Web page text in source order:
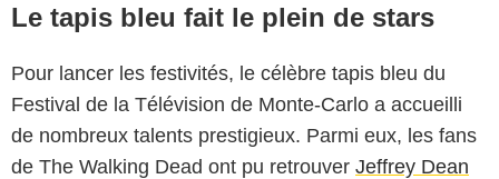
Le tapis bleu fait le plein de stars
Pour lancer les festivités, le célèbre tapis bleu du
Festival de la Télévision de Monte-Carlo a accueilli
de nombreux talents prestigieux. Parmi eux, les fans
de The Walking Dead ont pu retrouver Jeffrey Dean